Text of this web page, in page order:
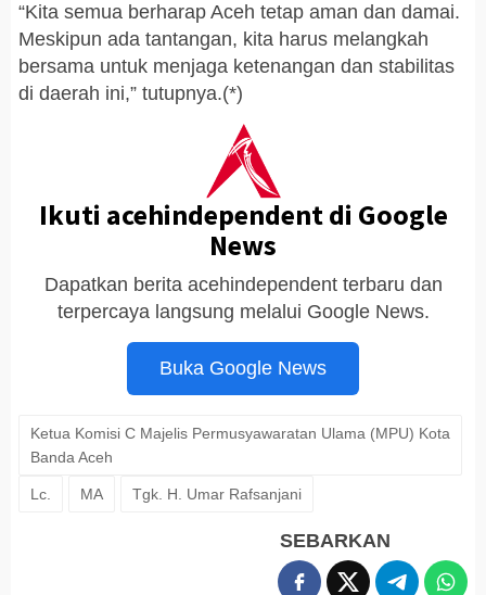
“Kita semua berharap Aceh tetap aman dan damai.
Meskipun ada tantangan, kita harus melangkah
bersama untuk menjaga ketenangan dan stabilitas
di daerah ini,” tutupnya.(*)
Ikuti acehindependent di Google
News
Dapatkan berita acehindependent terbaru dan
terpercaya langsung melalui Google News.
Buka Google News
Ketua Komisi C Majelis Permusyawaratan Ulama (MPU) Kota
Banda Aceh
Lc. MA Tgk. H. Umar Rafsanjani
SEBARKAN